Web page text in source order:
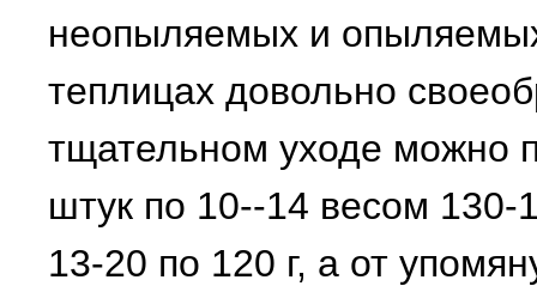
неопыляемых и
теплицах довольно
тщательном уходе можно
штук по 10--14 весом 130-
13-20 по 120 г, а от